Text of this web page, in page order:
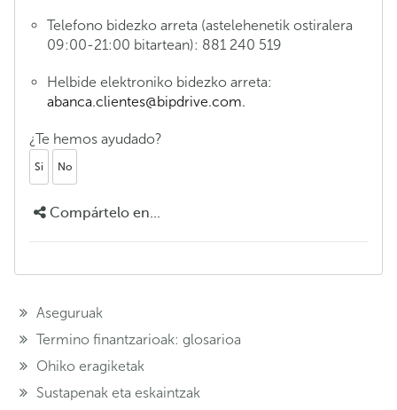
Telefono bidezko arreta (astelehenetik ostiralera
09:00-21:00 bitartean): 881 240 519
Helbide elektroniko bidezko arreta:
abanca.clientes@bipdrive.com.
¿Te hemos ayudado?
Si No
Compártelo en...
Aseguruak
Termino finantzarioak: glosarioa
Ohiko eragiketak
Sustapenak eta eskaintzak